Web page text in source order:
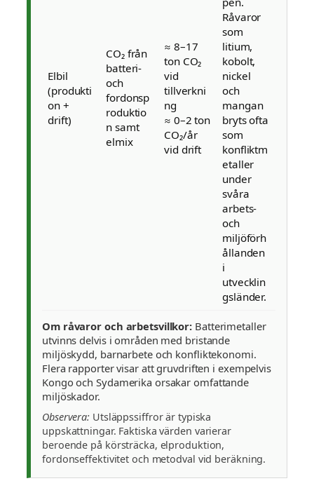
Elbil
(produkti
on +
drift)
CO₂ från
batteri-
och
fordonsp
roduktio
n samt
elmix
≈ 8–17
ton CO₂
vid
tillverkni
ng
≈ 0–2 ton
CO₂/år
vid drift
Råvaror
som
litium,
kobolt,
nickel
och
mangan
bryts ofta
som
konfliktm
etaller
under
svåra
arbets-
och
miljöförh
ållanden
i
utvecklin
gsländer.
Om råvaror och arbetsvillkor: Batterimetaller
utvinns delvis i områden med bristande
miljöskydd, barnarbete och konfliktekonomi.
Flera rapporter visar att gruvdriften i exempelvis
Kongo och Sydamerika orsakar omfattande
miljöskador.
Observera: Utsläppssiffror är typiska
uppskattningar. Faktiska värden varierar
beroende på körsträcka, elproduktion,
fordonseffektivitet och metodval vid beräkning.